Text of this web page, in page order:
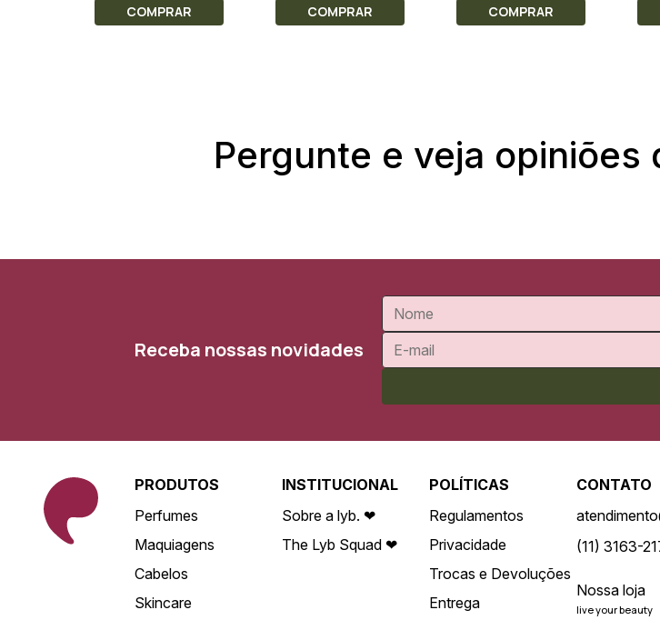
COMPRAR COMPRAR COMPRAR
Pergunte e veja opiniões
Receba nossas novidades
PRODUTOS
Perfumes
Maquiagens
Cabelos
Skincare
INSTITUCIONAL
Sobre a lyb. ❤
The Lyb Squad ❤
POLÍTICAS
Regulamentos
Privacidade
Trocas e Devoluções
Entrega
CONTATO
(11) 3163-
Nossa loja
live your beauty